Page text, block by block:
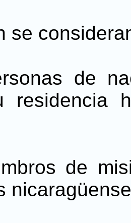
se
de
residencia
de